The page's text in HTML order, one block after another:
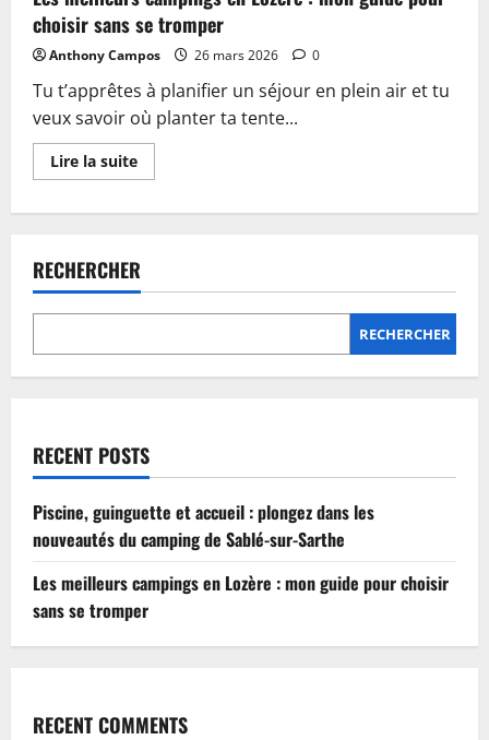
plongez
dans
les
nouveautés
du
camping
de
Sablé-
sur-
Sarthe
choisir sans se tromper
Anthony Campos 26 mars 2026 0
Tu t’apprêtes à planifier un séjour en plein air et tu
veux savoir où planter ta tente...
Lire la suiteEn
savoir
en
Lozère
:
mon
choisir
sans
RECHERCHER
RECHERCHER
RECENT POSTS
Piscine, guinguette et accueil : plongez dans les
nouveautés du camping de Sablé-sur-Sarthe
Les meilleurs campings en Lozère : mon guide pour choisir
sans se tromper
RECENT COMMENTS